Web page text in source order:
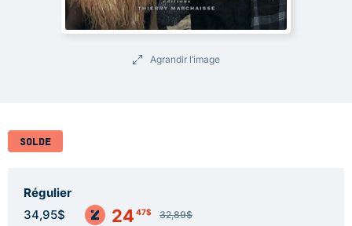
Agrandir l’image
SOLDE
Régulier
34,95$ 24 47$
32,89$